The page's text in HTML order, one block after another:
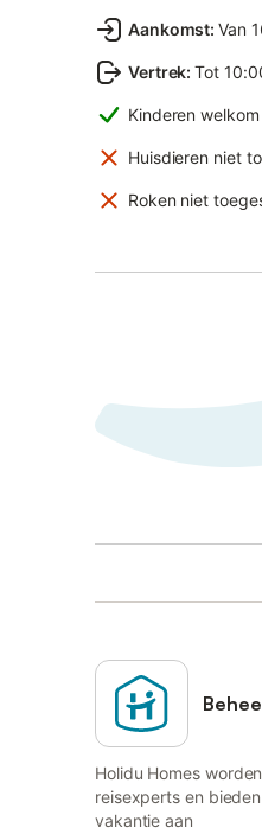
Aankomst: Van
Vertrek: Tot
Kinderen welkom
Huisdieren niet
Roken niet
Holidu Homes
reisexperts en
vakantie aan